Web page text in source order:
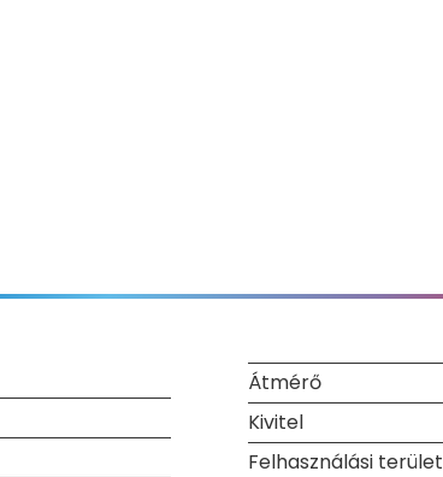
Átmérő
Kivitel
Felhasználási terület